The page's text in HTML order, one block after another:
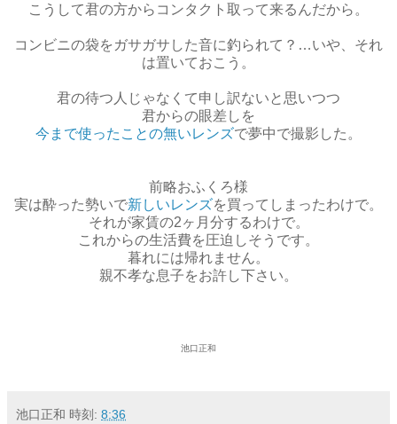
こうして君の方からコンタクト取って来るんだから。
コンビニの袋をガサガサした音に釣られて？…いや、それ
は置いておこう。
君の待つ人じゃなくて申し訳ないと思いつつ
君からの眼差しを
今まで使ったことの無いレンズで夢中で撮影した。
前略おふくろ様
実は酔った勢いで新しいレンズを買ってしまったわけで。
それが家賃の2ヶ月分するわけで。
これからの生活費を圧迫しそうです。
暮れには帰れません。
親不孝な息子をお許し下さい。
池口正和
池口正和 時刻: 8:36